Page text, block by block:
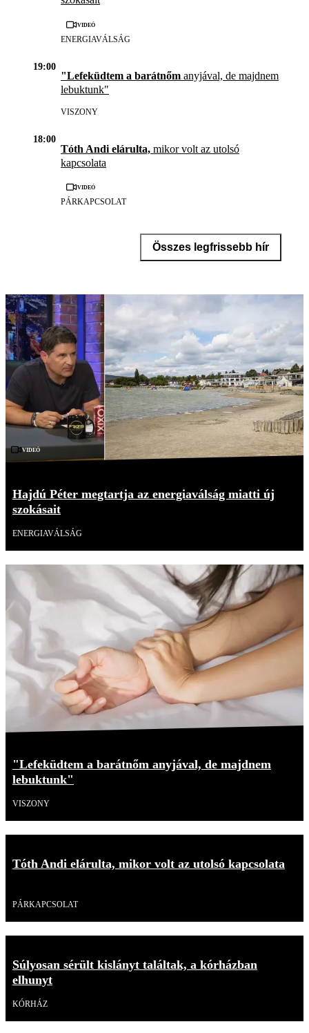
Videó
ENERGIAVÁLSÁG
19:00
"Lefeküdtem a barátnőm anyjával, de majdnem
lebuktunk"
VISZONY
18:00
Tóth Andi elárulta, mikor volt az utolsó
kapcsolata
Videó
PÁRKAPCSOLAT
Összes legfrissebb hír
Videó
Hajdú Péter megtartja az energiaválság miatti új
szokásait
ENERGIAVÁLSÁG
"Lefeküdtem a barátnőm anyjával, de majdnem
lebuktunk"
VISZONY
Tóth Andi elárulta, mikor volt az utolsó kapcsolata
PÁRKAPCSOLAT
Súlyosan sérült kislányt találtak, a kórházban
elhunyt
KÓRHÁZ